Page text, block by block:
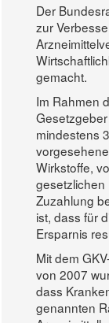
Der
zur
gemacht.
Im Rahmen
mindestens
Wirkstoffe,
Zuzahlung
ist, dass für
Ersparnis
Mit dem
von 2007
dass
genannten